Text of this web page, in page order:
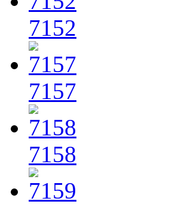
7152
7157
7158